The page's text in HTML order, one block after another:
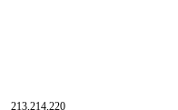
213,214,220